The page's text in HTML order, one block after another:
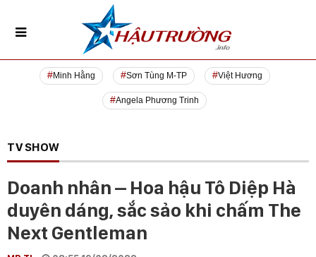
Minh Hằng Sơn Tùng M-TP Việt Hương
Angela Phương Trinh
TV SHOW
Doanh nhân – Hoa hậu Tô Diệp Hà
duyên dáng, sắc sảo khi chấm The
Next Gentleman